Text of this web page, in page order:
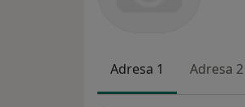
Adresa 1 Adresa 2